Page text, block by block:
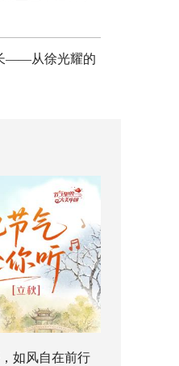
——从徐光耀的
如风自在前行